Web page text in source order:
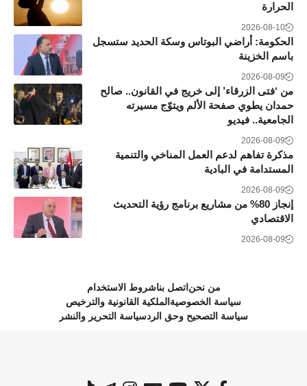
الحرارة
2026-08-10
الحكومة: أراضي البوتاس وسكة الحديد ستسجل
باسم الخزينة
2026-08-09
من ‘فتى الزرقاء’ إلى خريج في القانون.. صالح
حمدان يطوي صفحة الألم ويتوّج مسيرته
الجامعية.. فيديو
2026-08-09
مذكرة تفاهم لدعم العمل المناخي والتنمية
المستدامة في البادية
2026-08-09
إنجاز 80% من مشاريع برنامج رؤية التحديث
الاقتصادي
2026-08-09
من نحن اتصل بناشروط الاستخدام
سياسة الخصوصية الملكية القانونية والترخيص
سياسة التصحيح وحق الردسياسة التحرير والنشر